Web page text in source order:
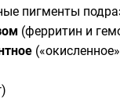
пигменты
(ферритин и
)